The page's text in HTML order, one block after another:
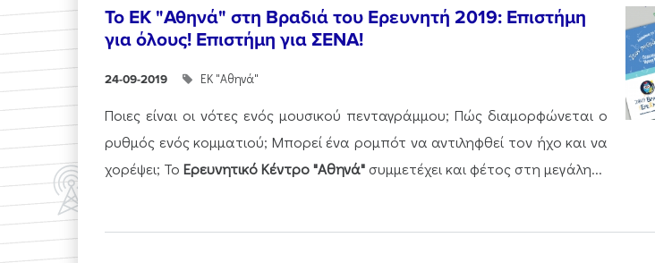
Το ΕK "Αθηνά" στη Βραδιά του Ερευνητή 2019: Επιστήμη
για όλους! Επιστήμη για ΣΕΝΑ!
24-09-2019 ΕΚ "Αθηνά"
Ποιες είναι οι νότες ενός μουσικού πενταγράμμου; Πώς διαμορφώνεται ο
ρυθμός ενός κομματιού; Μπορεί ένα ρομπότ να αντιληφθεί τον ήχο και να
χορέψει; Το Ερευνητικό Κέντρο "Αθηνά" συμμετέχει και φέτος στη μεγάλη...